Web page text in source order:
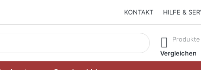
KONTAKT HILFE &
Während Sie tippen, erscheinen automatisch ersteProdukte
Vergleichen